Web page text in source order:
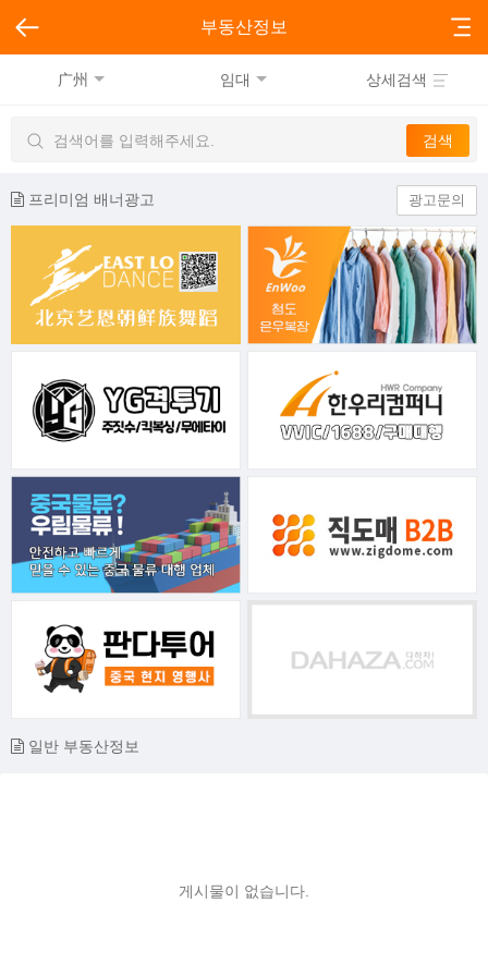
부동산정보
广州 임대 상세검색
프리미엄 배너광고 광고문의
일반 부동산정보
게시물이 없습니다.